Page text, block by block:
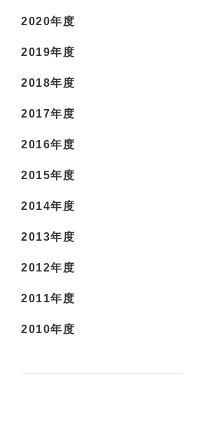
2020年度
2019年度
2018年度
2017年度
2016年度
2015年度
2014年度
2013年度
2012年度
2011年度
2010年度